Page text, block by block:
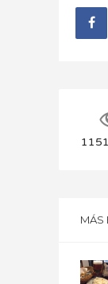
1151
MÁS